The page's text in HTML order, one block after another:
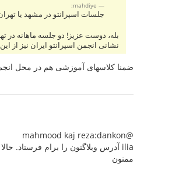
mahdiye:
جلسات اسپرانتو در مشهد یا
بله، دوست عزیز! دو جلسه ماهانه در
نشانی انجمن اسپرانتو ایران نیز از
ضمنا کلاسهای آموزشی هم در محل
@mahmood kaj reza:dankon
ilia آدرس وبلاگتون را برام فرستاد. حالا میتونم از برنامه هاتون اطلاع پیدا کنم!
ممنون